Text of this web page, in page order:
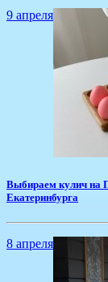
9 апреля
​Выбираем кулич на
Екатеринбурга
8 апреля